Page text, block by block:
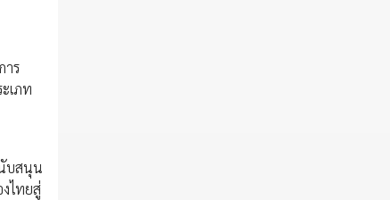
าร
เภท
นับสนุน
ไทยสู่